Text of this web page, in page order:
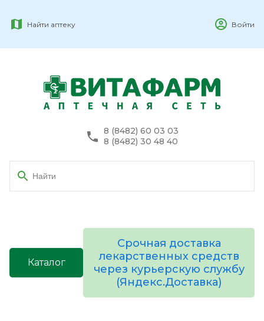
Найти аптеку Войти
8 (8482) 60 03 03
8 (8482) 30 48 40
Каталог
Срочная доставка
лекарственных средств
через курьерскую службу
(Яндекс.Доставка)